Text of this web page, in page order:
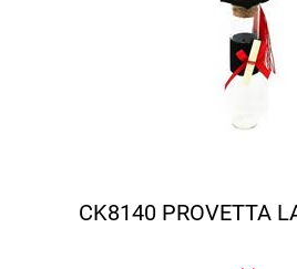
CK8140 PROVETTA